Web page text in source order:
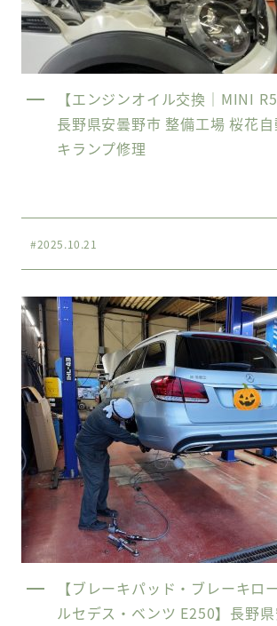
【エンジンオイル交換｜MINI
長野県安曇野市 整備工場 桜花
キランプ修理
#2025.10.21
【ブレーキパッド・ブレーキロ
ルセデス・ベンツ E250】長野